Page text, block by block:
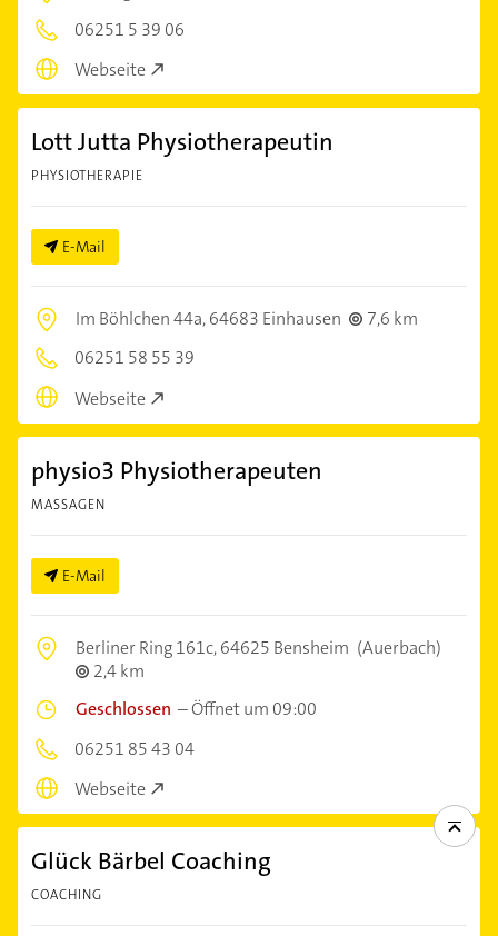
06251 5 39 06
Webseite
Lott Jutta Physiotherapeutin
PHYSIOTHERAPIE
E-Mail
Im Böhlchen 44a,64683 Einhausen
7,6 km
06251 58 55 39
Webseite
physio3 Physiotherapeuten
MASSAGEN
E-Mail
Berliner Ring 161c,64625 Bensheim (Auerbach)
2,4 km
Geschlossen –Öffnet um 09:00
06251 85 43 04
Webseite
Glück Bärbel Coaching
COACHING